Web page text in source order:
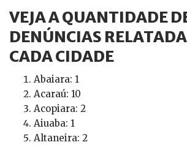
VEJA A QUANTIDADE
DENÚNCIAS
CADA CIDADE
Abaiara: 1
Acaraú: 10
Acopiara: 2
Aiuaba: 1
Altaneira: 2